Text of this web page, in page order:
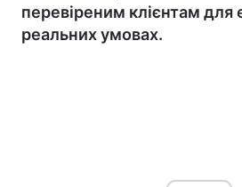
перевіреним клієнтам для
реальних умовах.